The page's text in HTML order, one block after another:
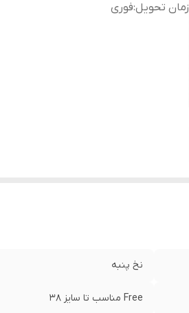
زمان تحویل:فوری
نخ پنبه
Free مناسب تا سایز 38